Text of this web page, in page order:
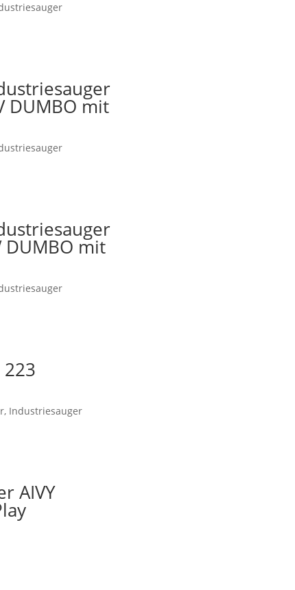
DUMBO mit
DUMBO mit
223
, Industriesauger
AIVY